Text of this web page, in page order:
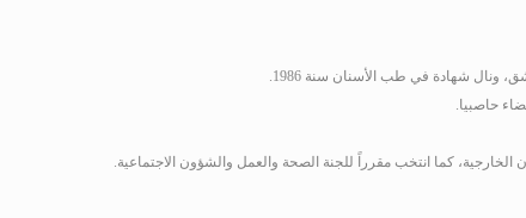
ونال شهادة في طب الأسنان سنة 1986
.
حاصبيا.